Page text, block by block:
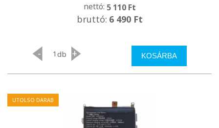
nettó: 5 110 Ft
bruttó: 6 490 Ft
- db + KOSÁRBA
UTOLSO DARAB